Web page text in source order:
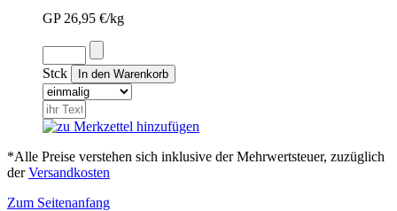
GP 26,95 €/kg
Stck
*Alle Preise verstehen sich inklusive der Mehrwertsteuer, zuzüglich
derVersandkosten
Zum Seitenanfang